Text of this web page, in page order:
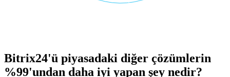
Bitrix24'ü piyasadaki diğer çözümlerin
%99'undan daha iyi yapan şey nedir?